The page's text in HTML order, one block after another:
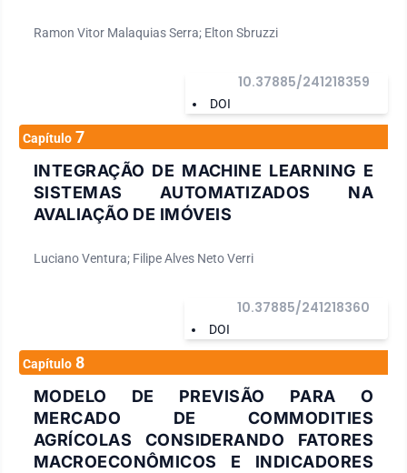
Ramon Vitor Malaquias Serra; Elton Sbruzzi
DOI
10.37885/241218359
Capítulo 7
INTEGRAÇÃO DE MACHINE LEARNING E
SISTEMAS AUTOMATIZADOS NA
AVALIAÇÃO DE IMÓVEIS
Luciano Ventura; Filipe Alves Neto Verri
DOI
10.37885/241218360
Capítulo 8
MODELO DE PREVISÃO PARA O
MERCADO DE COMMODITIES
AGRÍCOLAS CONSIDERANDO FATORES
MACROECONÔMICOS E INDICADORES